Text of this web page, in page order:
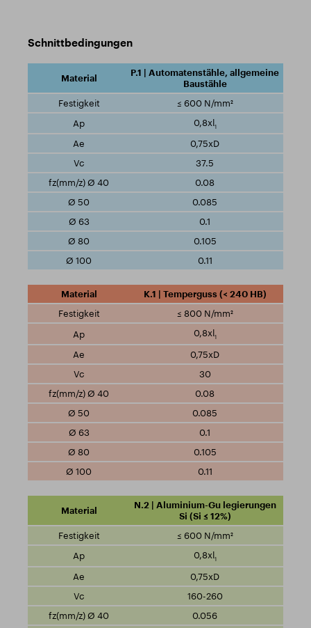
Schnittbedingungen
P.1 | Automatenstähle, allgemeine
Baustähle
≤ 600 N/mm²
0,8xl1
0,75xD
37.5
0.08
0.085
0.1
0.105
0.11
K.1 | Temperguss (< 240 HB)
≤ 800 N/mm²
0,8xl1
0,75xD
30
0.08
0.085
0.1
0.105
0.11
N.2 | Aluminium-Gu legierungen
Si (Si ≤ 12%)
≤ 600 N/mm²
0,8xl1
0,75xD
160-260
0.056